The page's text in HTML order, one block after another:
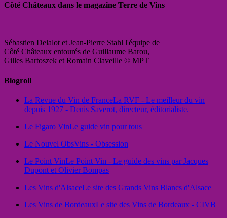
Côté Châteaux dans le magazine Terre de Vins
Sébastien Delalot et Jean-Pierre Stahl l'équipe de
Côté Châteaux entourés de Guillaume Barou,
Gilles Bartoszek et Romain Claveille © MPT
Blogroll
La Revue du Vin de FranceLa RVF - Le meilleur du vin
depuis 1927 - Denis Saverot, directeur, éditorialiste.
Le Figaro VinLe guide vin pour tous
Le Nouvel ObsVins - Obsession
Le Point VinLe Point Vin - Le guide des vins par Jacques
Dupont et Olivier Bompas
Les Vins d'AlsaceLe site des Grands Vins Blancs d'Alsace
Les Vins de BordeauxLe site des Vins de Bordeaux - CIVB